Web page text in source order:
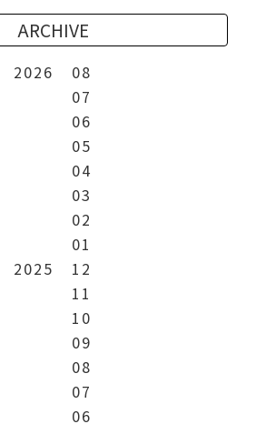
ARCHIVE
2026
08
07
06
05
04
03
02
01
2025
12
11
10
09
08
07
06